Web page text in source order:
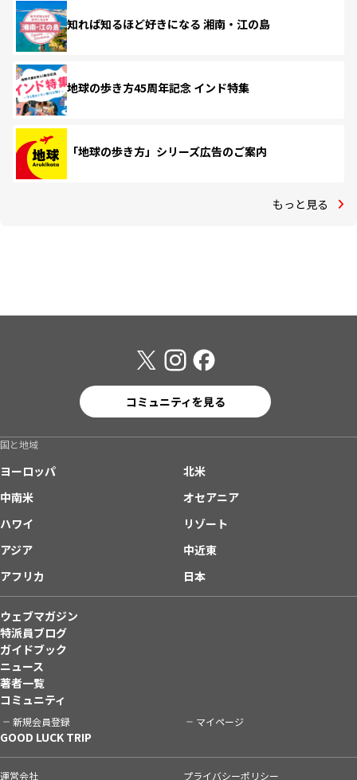
知れば知るほど好きになる 湘南・江の島
地球の歩き方45周年記念 インド特集
「地球の歩き方」シリーズ広告のご案内
もっと見る
コミュニティを見る
国と地域
ヨーロッパ
北米
中南米
オセアニア
ハワイ
リゾート
アジア
中近東
アフリカ
日本
ウェブマガジン
特派員ブログ
ガイドブック
ニュース
著者一覧
コミュニティ
新規会員登録 マイページ
GOOD LUCK TRIP
運営会社 プライバシーポリシー